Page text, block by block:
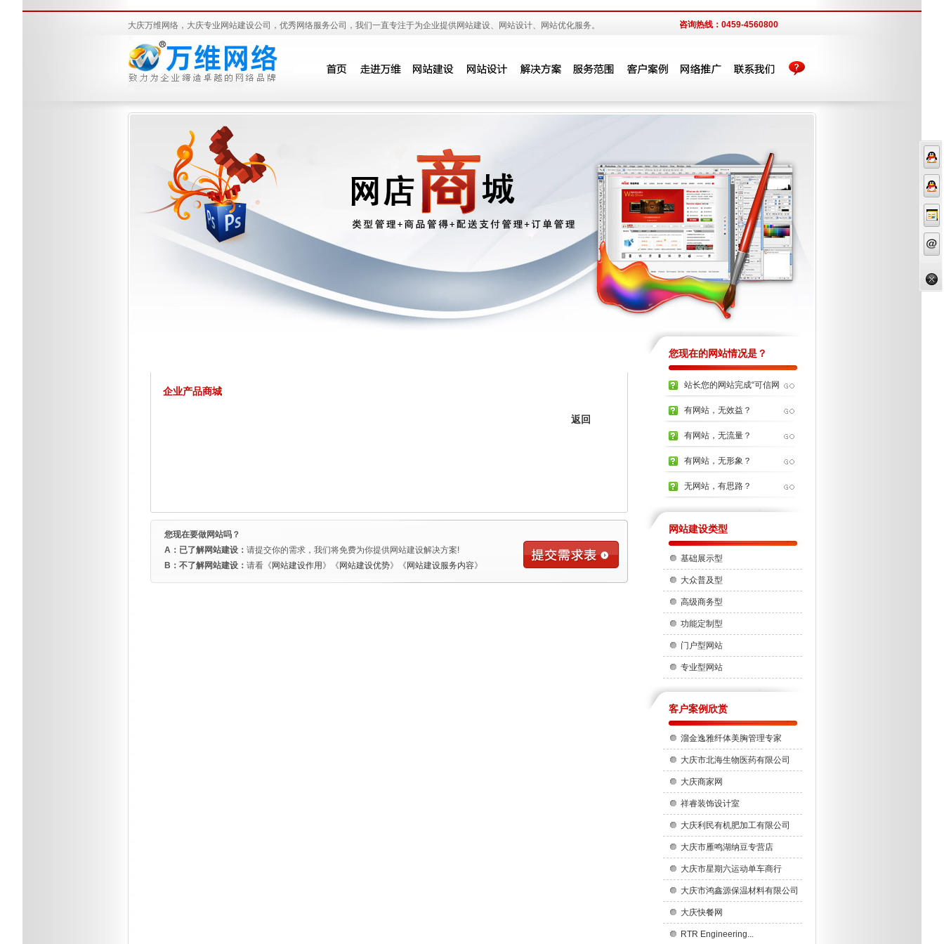
咨询热线：0459-4560800
大庆万维网络，大庆专业网站建设公司，优秀网络服务公司，我们一直专注于为企业提供网站建设、网站设计、网站优化服务。
企业产品商城
返回
您现在要做网站吗？
A：已了解网站建设： 请提交你的需求，我们将免费为你提供网站建设解决方案!
B：不了解网站建设： 请看《 网站建设作用 》《 网站建设优势》《 网站建设服务内容》
您现在的网站情况是？
站长您的网站完成“可信网
站”的...
有网站，无效益？
有网站，无流量？
有网站，无形象？
无网站，有思路？
网站建设类型
基础展示型
大众普及型
高级商务型
功能定制型
门户型网站
专业型网站
客户案例欣赏
溜金逸雅纤体美胸管理专家
大庆市北海生物医药有限公司
大庆商家网
祥睿装饰设计室
大庆利民有机肥加工有限公司
大庆市雁鸣湖纳豆专营店
大庆市星期六运动单车商行
大庆市鸿鑫源保温材料有限公司
大庆快餐网
RTR Engineering...